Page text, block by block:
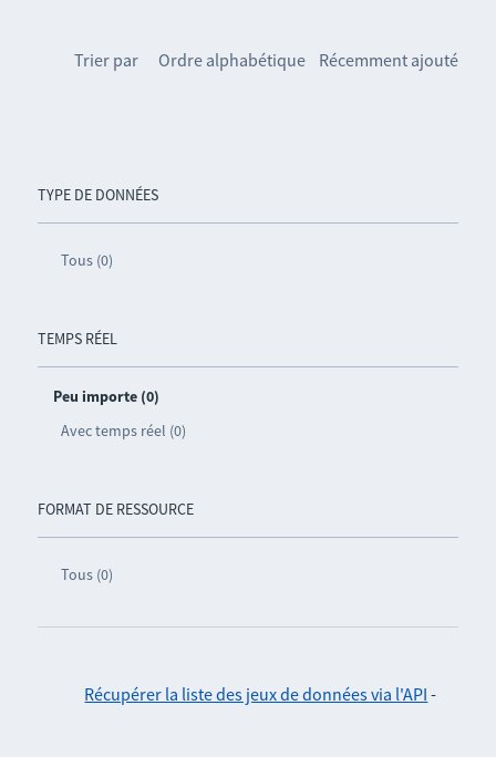
TYPE DE DONNÉES
Tous (0)
TEMPS RÉEL
Peu importe (0)
Avec temps réel (0)
FORMAT DE RESSOURCE
Tous (0)
Trier par Ordre alphabétique Récemment ajouté
Récupérer la liste des jeux de données via l'API -